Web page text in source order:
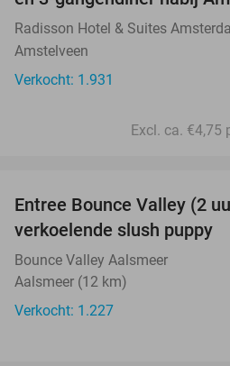
Radisson Hotel & Suites
Amstelveen
Verkocht: 1.931
Excl. ca. €4,75
Entree Bounce Valley (2
verkoelende slush puppy
Bounce Valley Aalsmeer
Aalsmeer (12 km)
Verkocht: 1.227